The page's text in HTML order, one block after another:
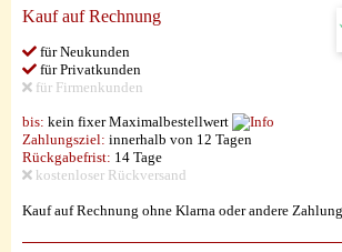
Kauf auf Rechnung
für Neukunden
für Privatkunden
für Firmenkunden
bis: kein fixer Maximalbestellwert
Zahlungsziel: innerhalb von 12 Tagen
Rückgabefrist: 14 Tage
kostenloser Rückversand
Kauf auf Rechnung ohne Klarna oder andere